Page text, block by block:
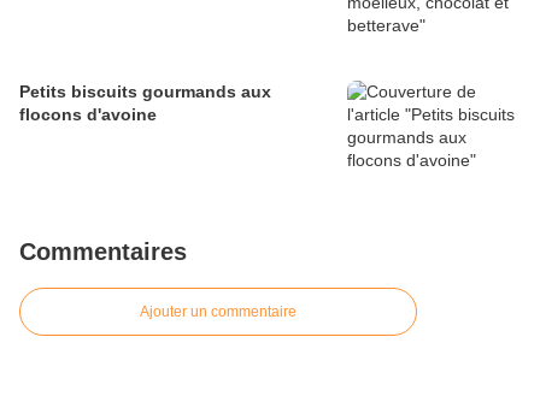
Petits biscuits gourmands aux
flocons d'avoine
Commentaires
Ajouter un commentaire